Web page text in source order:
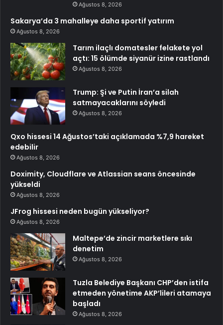
Ağustos 8, 2026
Sakarya’da 3 mahalleye daha sportif yatırım
Ağustos 8, 2026
Tarım ilaçlı domatesler felakete yol
açtı: 15 ölümde siyanür izine rastlandı
Ağustos 8, 2026
Trump: Şi ve Putin İran’a silah
satmayacaklarını söyledi
Ağustos 8, 2026
Qxo hissesi 14 Ağustos’taki açıklamada %7,9 hareket
edebilir
Ağustos 8, 2026
Doximity, Cloudflare ve Atlassian seans öncesinde
yükseldi
Ağustos 8, 2026
JFrog hissesi neden bugün yükseliyor?
Ağustos 8, 2026
Maltepe’de zincir marketlere sıkı
denetim
Ağustos 8, 2026
Tuzla Belediye Başkanı CHP’den istifa
etmeden yönetime AKP’lileri atamaya
başladı
Ağustos 8, 2026